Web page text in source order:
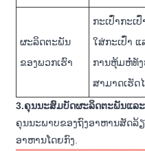
ຜະລິດຕະພັນ
ຂອງພວກເຮົາ
ກະເປົ໋າກະເ
ໃສ່ກະເປົ໋າ ແ
ການຫຸ້ມຫໍ່ທັງ
ສາມາດເຮັດ
3.ຄຸນນະສົມບັດຜະລິດຕະພັນແລ
ຄຸນນະພາບຂອງຖົງອາຫານສັດລ້
ອາຫານໂດຍກົງ.